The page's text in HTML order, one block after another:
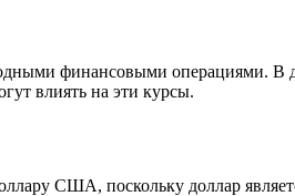
финансовыми операциями. В
влиять на эти курсы.
США, поскольку доллар